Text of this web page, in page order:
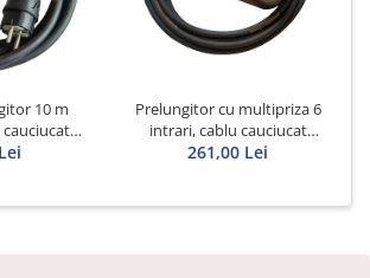
10 m
Prelungitor cu multipriza 6
intrari, cablu cauciucat
Titanex 10m 3x2,5mm
261,00 Lei